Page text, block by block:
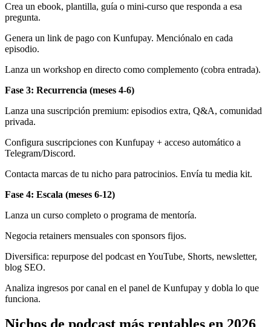
Crea un ebook, plantilla, guía o mini-curso que responda a esa
pregunta.
Genera un link de pago con Kunfupay. Menciónalo en cada
episodio.
Lanza un workshop en directo como complemento (cobra entrada).
Fase 3: Recurrencia (meses 4-6)
Lanza una suscripción premium: episodios extra, Q&A, comunidad
privada.
Configura suscripciones con Kunfupay + acceso automático a
Telegram/Discord.
Contacta marcas de tu nicho para patrocinios. Envía tu media kit.
Fase 4: Escala (meses 6-12)
Lanza un curso completo o programa de mentoría.
Negocia retainers mensuales con sponsors fijos.
Diversifica: repurpose del podcast en YouTube, Shorts, newsletter,
blog SEO.
Analiza ingresos por canal en el panel de Kunfupay y dobla lo que
funciona.